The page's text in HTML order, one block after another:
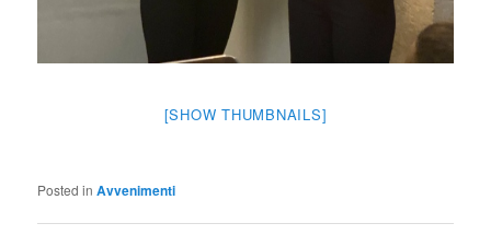
[SHOW THUMBNAILS]
Posted in Avvenimenti